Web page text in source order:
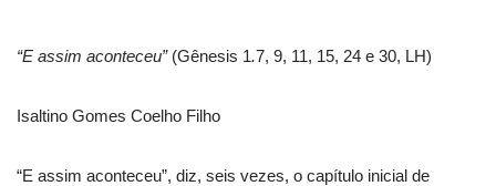
“E assim aconteceu” (Gênesis 1.7, 9, 11, 15, 24 e 30, LH)
Isaltino Gomes Coelho Filho
“E assim aconteceu”, diz, seis vezes, o capítulo inicial de